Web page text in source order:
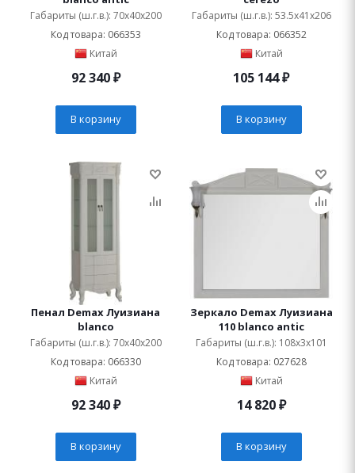
Габариты (ш.г.в.): 70x40x200
Код товара: 066353
Китай
92 340₽
В корзину
Габариты (ш.г.в.): 53.5x41x206
Код товара: 066352
Китай
105 144₽
В корзину
Пенал Demax Луизиана
blanco
Габариты (ш.г.в.): 70x40x200
Код товара: 066330
Китай
92 340₽
В корзину
Зеркало Demax Луизиана
110 blanco antic
Габариты (ш.г.в.): 108x3x101
Код товара: 027628
Китай
14 820₽
В корзину